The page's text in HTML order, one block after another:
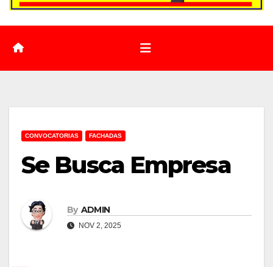
CONVOCATORIAS FACHADAS
Se Busca Empresa
By ADMIN
NOV 2, 2025